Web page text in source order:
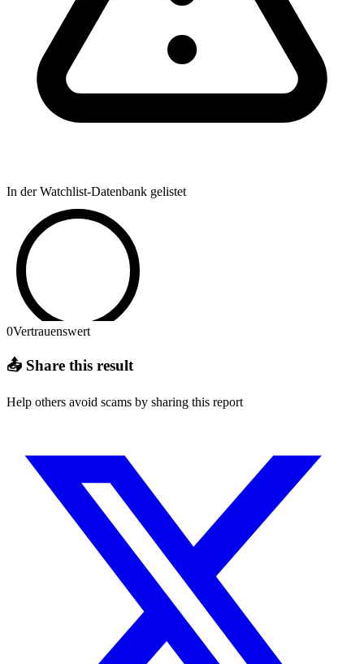
In der Watchlist-Datenbank gelistet
0Vertrauenswert
📤 Share this result
Help others avoid scams by sharing this report